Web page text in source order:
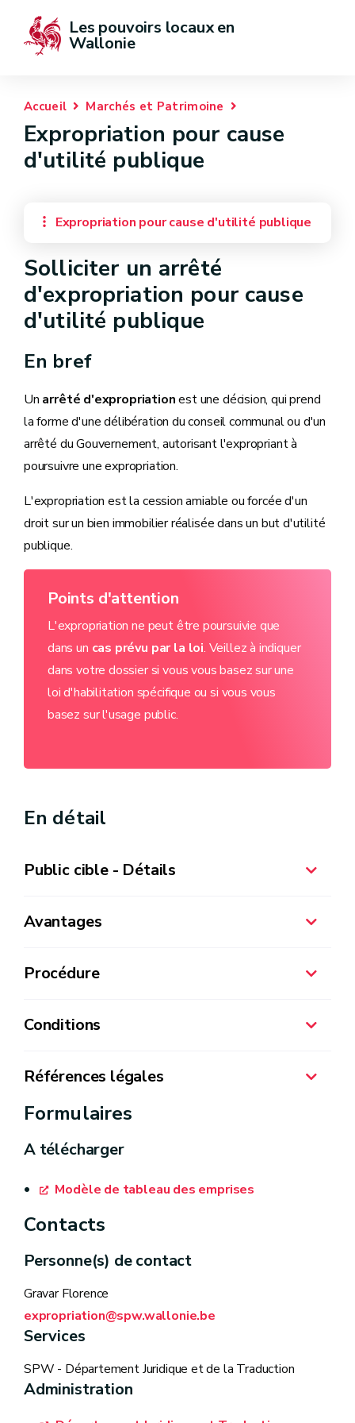
Les pouvoirs locaux en
Wallonie
Accueil Marchés et Patrimoine
Expropriation pour cause
d'utilité publique
Expropriation pour cause d'utilité publique
Solliciter un arrêté
d'expropriation pour cause
d'utilité publique
En bref
Un arrêté d'expropriationest une décision, qui prend
la forme d'une délibération du conseil communal ou d'un
arrêté du Gouvernement, autorisant l'expropriant à
poursuivre une expropriation.
L'expropriation est la cession amiable ou forcée d'un
droit sur un bien immobilier réalisée dans un but d'utilité
publique.
Points d'attention
L'expropriation ne peut être poursuivie que
dans un cas prévu par la loi. Veillez à indiquer
dans votre dossier si vous vous basez sur une
loi d'habilitation spécifique ou si vous vous
basez sur l'usage public.
En détail
Public cible - Détails
Avantages
Procédure
Conditions
communes
Développement territorial
relatif à la voirie communale
décret sur les carrières
Références légales
Premier Protocole additionnel à la Convention
européenne des droits de l'homme, article 1er
Décret du 22 novembre 2018 relatif à la
procédure d'expropriation
Arrêté du Gouvernement wallon du 17 janvier
2019 portant exécution du décret du 22
novembre 2018 relatif à la procédure
d'expropriation
Circulaire du 23 juillet 2019 relative à la
phase administrative de la procédure
d’expropriation
Circulaire du 19 mars 2021 relative à la phase
Formulaires
A télécharger
Modèle de tableau des emprises
Contacts
Personne(s) de contact
Gravar Florence
expropriation@spw.wallonie.be
Services
SPW - Département Juridique et de la Traduction
Administration